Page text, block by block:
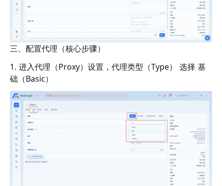
三、配置代理（核心步骤）
1. 进入代理（Proxy）设置，代理类型（Type） 选择 基
础（Basic）